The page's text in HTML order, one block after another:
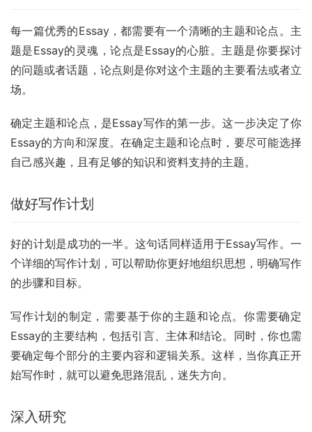
每一篇优秀的Essay，都需要有一个清晰的主题和论点。主
题是Essay的灵魂，论点是Essay的心脏。主题是你要探讨
的问题或者话题，论点则是你对这个主题的主要看法或者立
场。
确定主题和论点，是Essay写作的第一步。这一步决定了你
Essay的方向和深度。在确定主题和论点时，要尽可能选择
自己感兴趣，且有足够的知识和资料支持的主题。
做好写作计划
好的计划是成功的一半。这句话同样适用于Essay写作。一
个详细的写作计划，可以帮助你更好地组织思想，明确写作
的步骤和目标。
写作计划的制定，需要基于你的主题和论点。你需要确定
Essay的主要结构，包括引言、主体和结论。同时，你也需
要确定每个部分的主要内容和逻辑关系。这样，当你真正开
始写作时，就可以避免思路混乱，迷失方向。
深入研究